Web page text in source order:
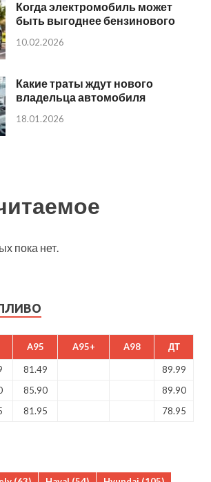
Когда электромобиль может
быть выгоднее бензинового
10.02.2026
Какие траты ждут нового
владельца автомобиля
18.01.2026
пока нет.
A95 A95+ A98 ДТ
81.49
89.99
85.90
89.90
81.95 78.95